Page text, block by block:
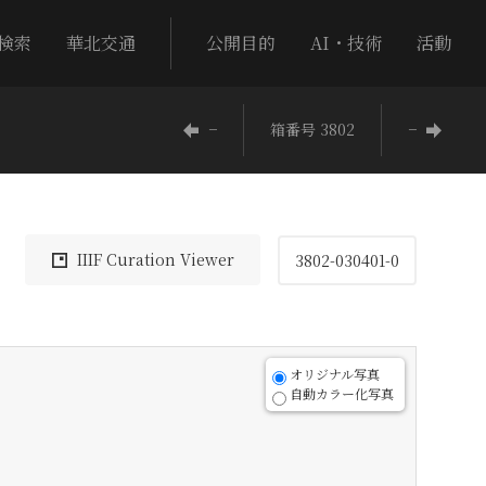
索 華北交通 公開目的 AI・技術 活動
− 箱番号 3802 −
IIIF Curation Viewer 3802-030401-0
オリジナル写真
自動カラー化写真